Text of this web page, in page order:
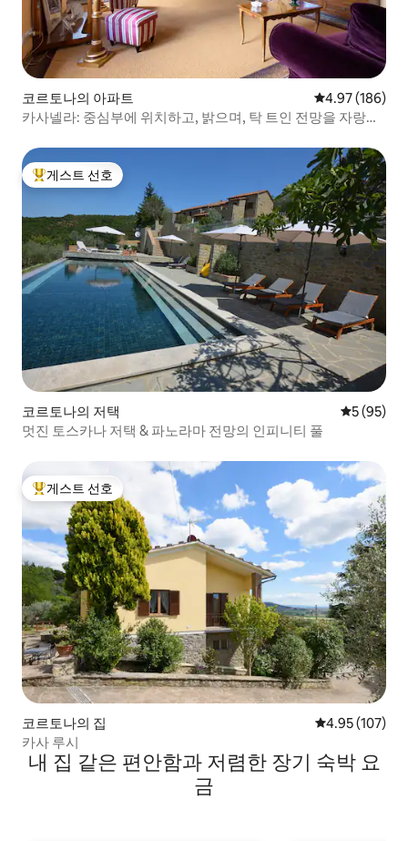
코르토나의 아파트 평점 4.97점(5
4.97 (186)
카사넬라: 중심부에 위치하고, 밝으며, 탁 트인 전망을 자랑합
상위 게스트 선호
게스트 선호
코르토나의 저택 평점 5점(5
5 (95)
멋진 토스카나 저택 & 파노라마 전망의 인피니티 풀
상위 게스트 선호
게스트 선호
코르토나의 집 평점 4.95점(5
4.95 (107)
카사 루시
내 집 같은 편안함과 저렴한 장기 숙박 요
금